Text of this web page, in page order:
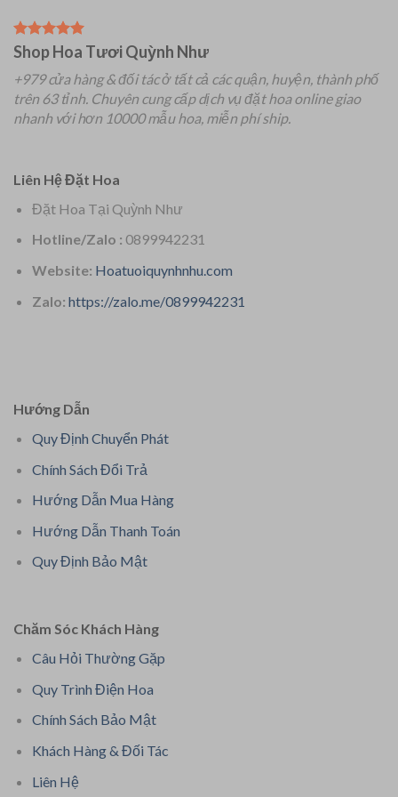
Shop Hoa Tươi Quỳnh Như
+979 cửa hàng & đối tác ở tất cả các quận, huyện, thành phố
trên 63 tỉnh. Chuyên cung cấp dịch vụ đặt hoa online giao
nhanh với hơn 10000 mẫu hoa, miễn phí ship.
Liên Hệ Đặt Hoa
Đặt Hoa Tại Quỳnh Như
Hotline/Zalo : 0899942231
Website: Hoatuoiquynhnhu.com
Zalo: https://zalo.me/0899942231
Hướng Dẫn
Quy Định Chuyển Phát
Chính Sách Đổi Trả
Hướng Dẫn Mua Hàng
Hướng Dẫn Thanh Toán
Quy Định Bảo Mật
Chăm Sóc Khách Hàng
Câu Hỏi Thường Gặp
Quy Trình Điện Hoa
Chính Sách Bảo Mật
Khách Hàng & Đối Tác
Liên Hệ